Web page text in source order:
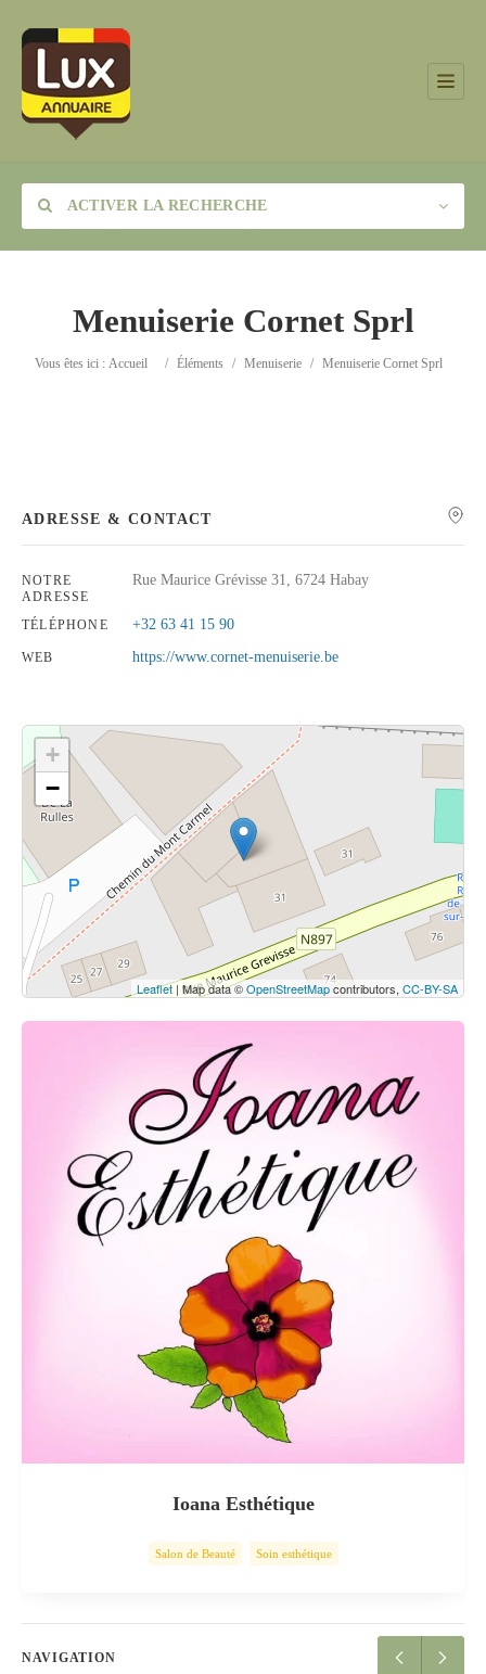
ACTIVER LA RECHERCHE
Catégorie
Menuiserie Cornet Sprl
Vous êtes ici : Accueil / Éléments / Menuiserie / Menuiserie Cornet Sprl
ADRESSE & CONTACT
NOTRE
ADRESSE
Rue Maurice Grévisse 31, 6724 Habay
TÉLÉPHONE +32 63 41 15 90
WEB https://www.cornet-menuiserie.be
Cliquez sur le bouton pour afficher la carte.
Voir la carte
+
−
Leaflet| Map data ©OpenStreetMapcontributors, CC-BY-SA
Ioana Esthétique
Salon de Beauté Soin esthétique
NAVIGATION